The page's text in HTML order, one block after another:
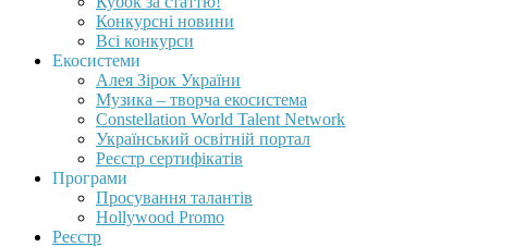
Конкурсні новини
Всі конкурси
Екосистеми
Алея Зірок України
Музика – творча екосистема
Constellation World Talent Network
Український освітній портал
Реєстр сертифікатів
Програми
Просування талантів
Hollywood Promo
Реєстр